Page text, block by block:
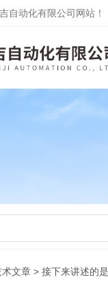
自动化有限公司网站！
术文章 > 接下来讲述的是怡信